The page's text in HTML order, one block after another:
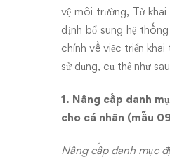
3.2.2
vệ môi trường, Tờ
định bổ sung hệ
chính về việc triển
sử dụng, cụ thể như
1. Nâng cấp danh
cho cá nhân (mẫu
Nâng cấp danh mục